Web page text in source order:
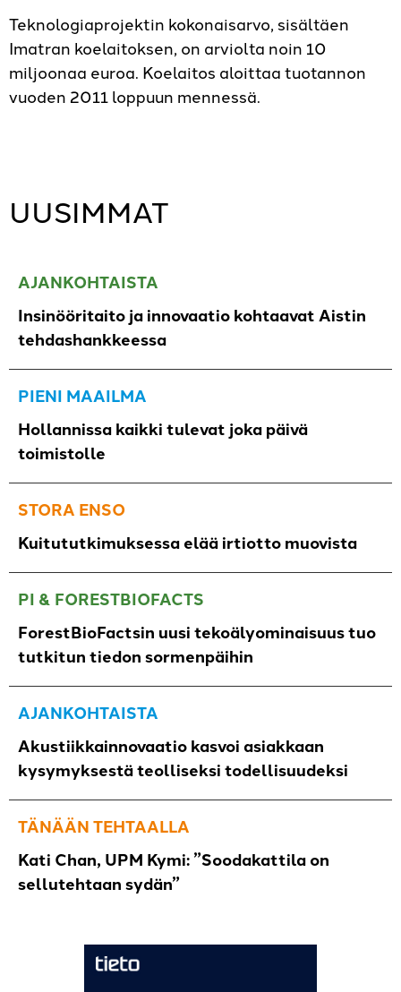
Teknologiaprojektin kokonaisarvo, sisältäen
Imatran koelaitoksen, on arviolta noin 10
miljoonaa euroa. Koelaitos aloittaa tuotannon
vuoden 2011 loppuun mennessä.
UUSIMMAT
AJANKOHTAISTA
Insinööritaito ja innovaatio kohtaavat Aistin
tehdashankkeessa
PIENI MAAILMA
Hollannissa kaikki tulevat joka päivä
toimistolle
STORA ENSO
Kuitututkimuksessa elää irtiotto muovista
PI & FORESTBIOFACTS
ForestBioFactsin uusi tekoälyominaisuus tuo
tutkitun tiedon sormenpäihin
AJANKOHTAISTA
Akustiikkainnovaatio kasvoi asiakkaan
kysymyksestä teolliseksi todellisuudeksi
TÄNÄÄN TEHTAALLA
Kati Chan, UPM Kymi: ”Soodakattila on
sellutehtaan sydän”